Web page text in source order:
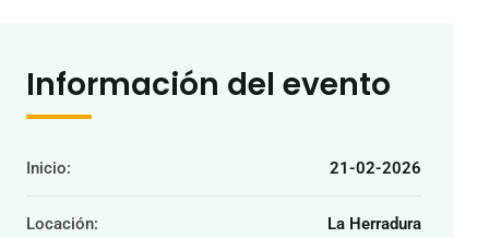
Información del evento
Inicio: 21-02-2026
Locación: La Herradura